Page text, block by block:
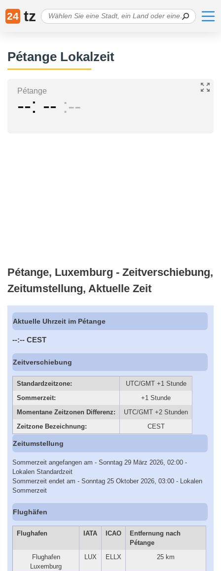
24 tz
Pétange Lokalzeit
Pétange
-- -- --
Pétange, Luxemburg - Zeitverschiebung,
Zeitumstellung, Aktuelle Zeit
Aktuelle Uhrzeit im Pétange
--:-- CEST
Zeitverschiebung
Standardzeitzone:
UTC/GMT +1 Stunde
Sommerzeit:
+1 Stunde
Momentane Zeitzonen Differenz:
UTC/GMT +2 Stunden
Zeitzone Bezeichnung:
CEST
Zeitumstellung
Sommerzeit angefangen am - Sonntag 29 März 2026, 02:00 -
Lokalen Standardzeit
Sommerzeit endet am - Sonntag 25 Oktober 2026, 03:00 - Lokalen
Sommerzeit
Flughäfen
Flughafen IATA ICAO
Entfernung nach
Pétange
Flughafen
Luxemburg
LUX ELLX 25 km